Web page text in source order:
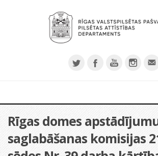
Rīgas domes
saglabāšanas komisijas